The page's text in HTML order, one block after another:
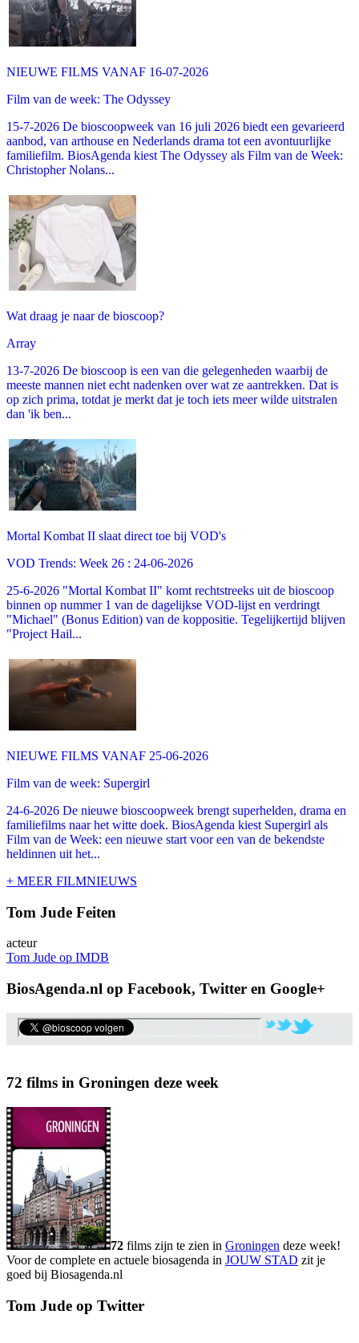
NIEUWE FILMS VANAF 16-07-2026
Film van de week: The Odyssey
15-7-2026 De bioscoopweek van 16 juli 2026 biedt een gevarieerd
aanbod, van arthouse en Nederlands drama tot een avontuurlijke
familiefilm. BiosAgenda kiest The Odyssey als Film van de Week:
Christopher Nolans...
Wat draag je naar de bioscoop?
Array
13-7-2026 De bioscoop is een van die gelegenheden waarbij de
meeste mannen niet echt nadenken over wat ze aantrekken. Dat is
op zich prima, totdat je merkt dat je toch iets meer wilde uitstralen
dan 'ik ben...
Mortal Kombat II slaat direct toe bij VOD's
VOD Trends: Week 26 : 24-06-2026
25-6-2026 "Mortal Kombat II" komt rechtstreeks uit de bioscoop
binnen op nummer 1 van de dagelijkse VOD-lijst en verdringt
"Michael" (Bonus Edition) van de koppositie. Tegelijkertijd blijven
"Project Hail...
NIEUWE FILMS VANAF 25-06-2026
Film van de week: Supergirl
24-6-2026 De nieuwe bioscoopweek brengt superhelden, drama en
familiefilms naar het witte doek. BiosAgenda kiest Supergirl als
Film van de Week: een nieuwe start voor een van de bekendste
heldinnen uit het...
+ MEER FILMNIEUWS
Tom Jude Feiten
acteur
Tom Jude op IMDB
BiosAgenda.nl op Facebook, Twitter en Google+
72 films in Groningen deze week
72 films zijn te zien in Groningen deze week!
Voor de complete en actuele biosagenda in JOUW STAD zit je
goed bij Biosagenda.nl
Tom Jude op Twitter